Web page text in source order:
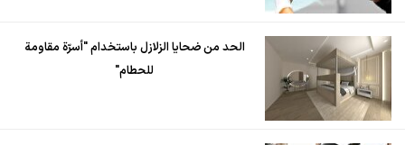
الحد من ضحايا الزلازل باستخدام "أسرّة مقاومة
للحطام"